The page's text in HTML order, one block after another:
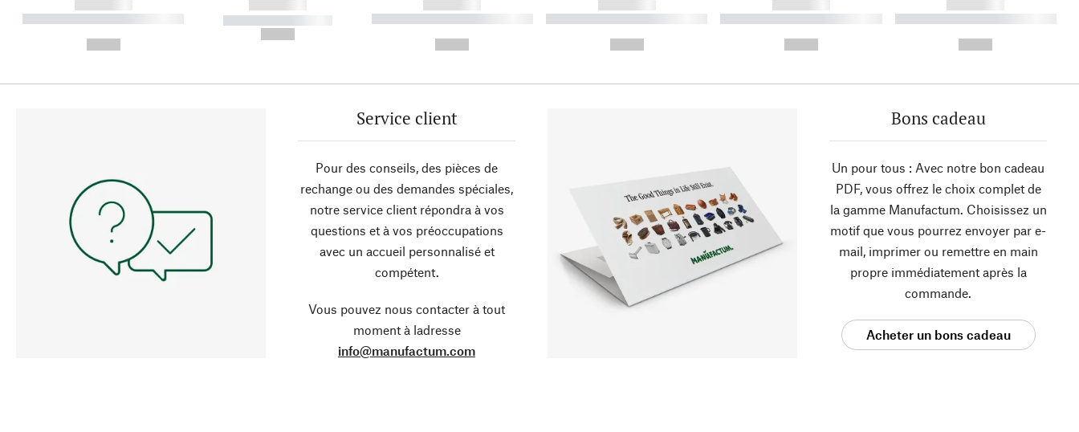
------------
----------- ----------- ----------
------------
----------- -----------
------------
----------- ----------- ----------
------------
----------- ----------- ----------
------------
----------- ----------- ----------
------------
----------- ----------- ----------
Service client
Pour des conseils, des pièces de
rechange ou des demandes spéciales,
notre service client répondra à vos
questions et à vos préoccupations
avec un accueil personnalisé et
compétent.
Vous pouvez nous contacter à tout
moment à ladresse
info@manufactum.com
Bons cadeau
Un pour tous : Avec notre bon cadeau
PDF, vous offrez le choix complet de
la gamme Manufactum. Choisissez un
motif que vous pourrez envoyer par e-
mail, imprimer ou remettre en main
propre immédiatement après la
commande.
Acheter un bons cadeau